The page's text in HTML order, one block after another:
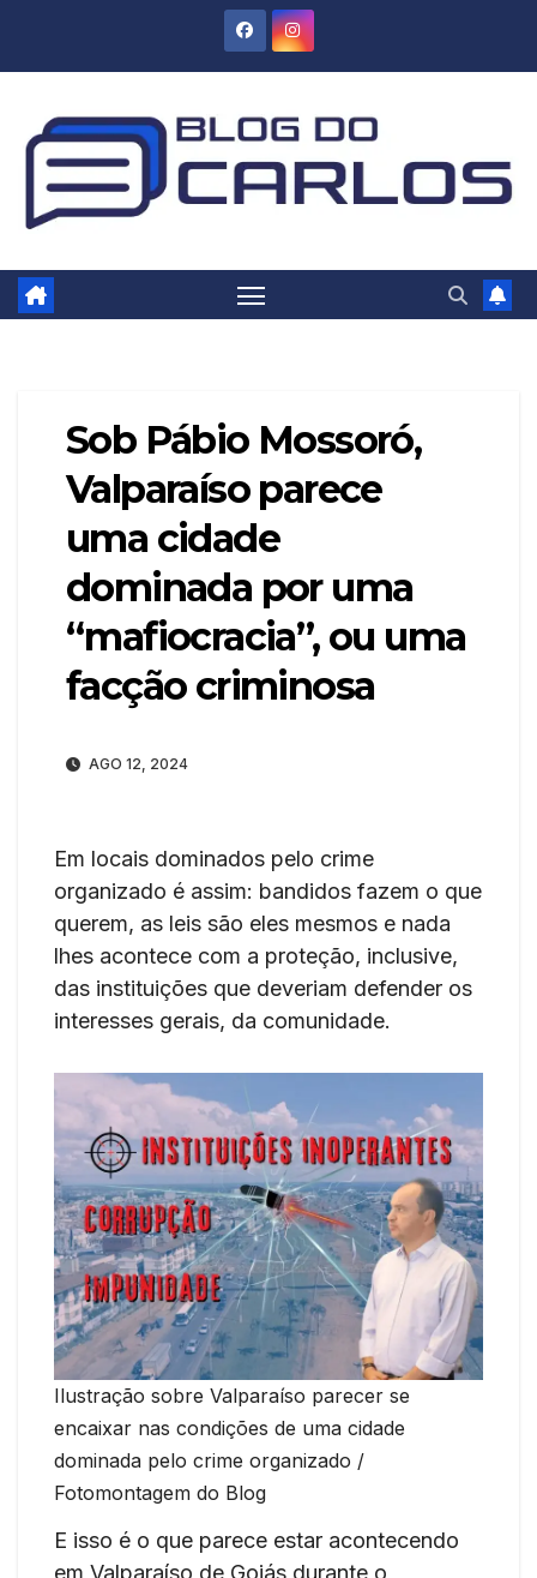
Sob Pábio Mossoró,
Valparaíso parece
uma cidade
dominada por uma
“mafiocracia”, ou uma
facção criminosa
AGO 12, 2024
Em locais dominados pelo crime
organizado é assim: bandidos fazem o que
querem, as leis são eles mesmos e nada
lhes acontece com a proteção, inclusive,
das instituições que deveriam defender os
interesses gerais, da comunidade.
Ilustração sobre Valparaíso parecer se
encaixar nas condições de uma cidade
dominada pelo crime organizado /
Fotomontagem do Blog
E isso é o que parece estar acontecendo